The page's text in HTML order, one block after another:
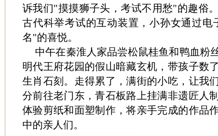
诉我们"摸摸狮子头，考试不用愁"的趣俗
古代科举考试的互动装置，小孙女通过
名"的喜悦。
中午在秦淮人家品尝松鼠桂鱼和鸭血粉
明代王府花园的假山暗藏玄机，带孩子数
生肖石刻。走得累了，满街的小吃，让我
分前往老门东，青石板路上挂满非遗匠人
体验剪纸和面塑制作，将亲手完成的作品
中的亲人们。